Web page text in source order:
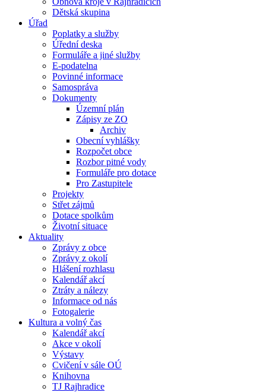
Dětská skupina
Úřad
Poplatky a služby
Úřední deska
Formuláře a jiné služby
E-podatelna
Povinné informace
Samospráva
Dokumenty
Územní plán
Zápisy ze ZO
Archiv
Obecní vyhlášky
Rozpočet obce
Rozbor pitné vody
Formuláře pro dotace
Pro Zastupitele
Projekty
Střet zájmů
Dotace spolkům
Životní situace
Aktuality
Zprávy z obce
Zprávy z okolí
Hlášení rozhlasu
Kalendář akcí
Ztráty a nálezy
Informace od nás
Fotogalerie
Kultura a volný čas
Kalendář akcí
Akce v okolí
Výstavy
Cvičení v sále OÚ
Knihovna
TJ Rajhradice